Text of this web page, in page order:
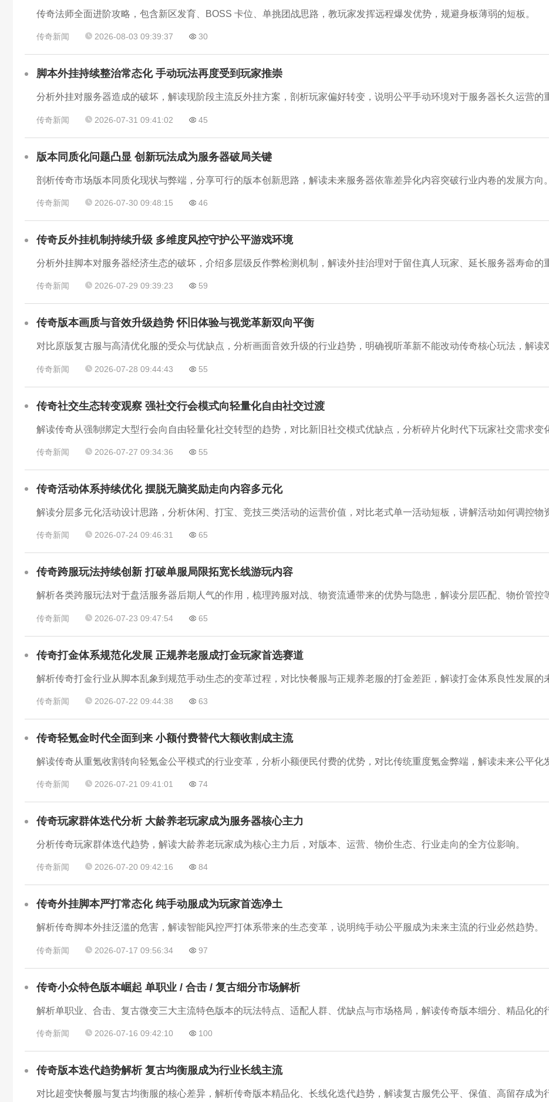
传奇法师全面进阶攻略，包含新区发育、BOSS 卡位、单挑团战思路，教玩家发挥远程爆发优势，规避身板薄弱的短板。
传奇新闻 2026-08-03 09:39:37 30
脚本外挂持续整治常态化 手动玩法再度受到玩家推崇
传奇新闻 2026-07-31 09:41:02 45
版本同质化问题凸显 创新玩法成为服务器破局关键
剖析传奇市场版本同质化现状与弊端，分享可行的版本创新思路，解读未来服务器依靠差异化内容突破行业内卷的发展方向。
传奇新闻 2026-07-30 09:48:15 46
传奇反外挂机制持续升级 多维度风控守护公平游戏环境
传奇新闻 2026-07-29 09:39:23 59
传奇版本画质与音效升级趋势 怀旧体验与视觉革新双向平衡
传奇新闻 2026-07-28 09:44:43 55
传奇社交生态转变观察 强社交行会模式向轻量化自由社交过渡
传奇新闻 2026-07-27 09:34:36 55
传奇活动体系持续优化 摆脱无脑奖励走向内容多元化
传奇新闻 2026-07-24 09:46:31 65
传奇跨服玩法持续创新 打破单服局限拓宽长线游玩内容
传奇新闻 2026-07-23 09:47:54 65
传奇打金体系规范化发展 正规养老服成打金玩家首选赛道
传奇新闻 2026-07-22 09:44:38 63
传奇轻氪金时代全面到来 小额付费替代大额收割成主流
传奇新闻 2026-07-21 09:41:01 74
传奇玩家群体迭代分析 大龄养老玩家成为服务器核心主力
分析传奇玩家群体迭代趋势，解读大龄养老玩家成为核心主力后，对版本、运营、物价生态、行业走向的全方位影响。
传奇新闻 2026-07-20 09:42:16 84
传奇外挂脚本严打常态化 纯手动服成为玩家首选净土
解析传奇脚本外挂泛滥的危害，解读智能风控严打体系带来的生态变革，说明纯手动公平服成为未来主流的行业必然趋势。
传奇新闻 2026-07-17 09:56:34 97
传奇小众特色版本崛起 单职业 / 合击 / 复古细分市场解析
传奇新闻 2026-07-16 09:42:10 100
传奇版本迭代趋势解析 复古均衡服成为行业长线主流